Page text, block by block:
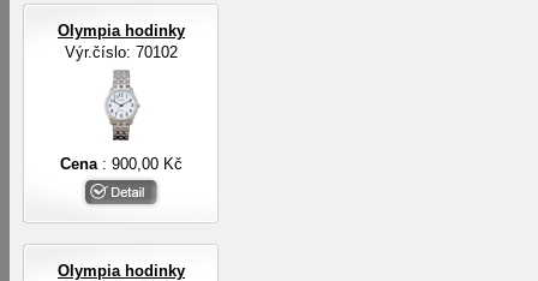
Olympia hodinky
Výr.číslo: 70102
Cena : 900,00 Kč
Olympia hodinky